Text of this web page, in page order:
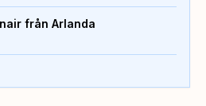
från Arlanda